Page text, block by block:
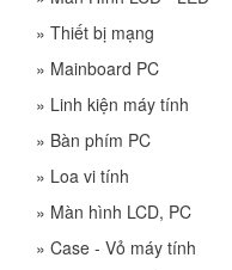
» Thiết bị mạng
» Mainboard PC
» Linh kiện máy tính
» Bàn phím PC
» Loa vi tính
» Màn hình LCD, PC
» Case - Vỏ máy tính